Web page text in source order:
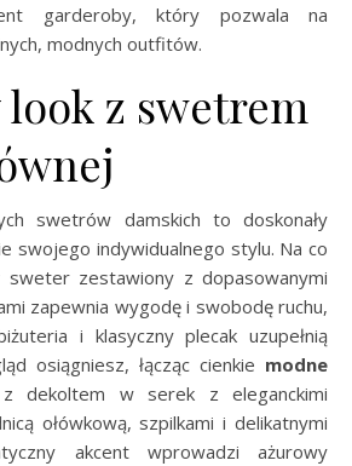
garderoby, który pozwala na
modnych outfitów.
z swetrem
swetrów damskich to doskonały
swojego indywidualnego stylu. Na co
sweter zestawiony z dopasowanymi
zapewnia wygodę i swobodę ruchu,
i klasyczny plecak uzupełnią
osiągniesz, łącząc cienkie modne
z dekoltem w serek z eleganckimi
ołówkową, szpilkami i delikatnymi
akcent wprowadzi ażurowy